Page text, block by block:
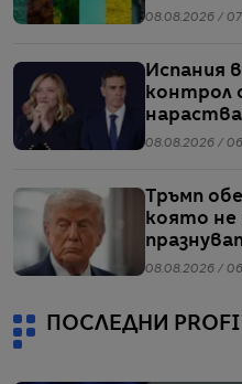
08.08.2026 /
Испания
контрол
заради
08.08.2026 /
Тръмп
която не
08.08.2026 /
ПОСЛЕДНИ